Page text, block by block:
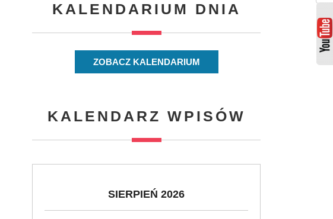
KALENDARIUM DNIA
ZOBACZ KALENDARIUM
KALENDARZ WPISÓW
SIERPIEŃ 2026